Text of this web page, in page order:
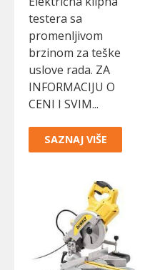
testera sa
promenljivom
brzinom za teške
uslove rada. ZA
INFORMACIJU O
CENI I SVIM...
SAZNAJ VIŠE